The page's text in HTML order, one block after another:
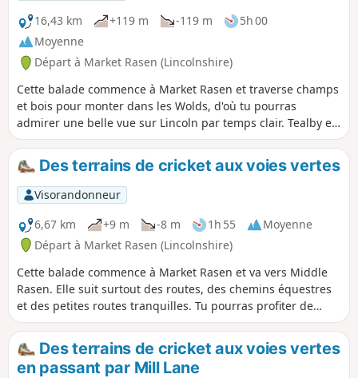
16,43 km
+119 m -119 m
5h 00
Moyenne
Départ à Market Rasen (Lincolnshire)
Cette balade commence à Market Rasen et traverse champs
et bois pour monter dans les Wolds, d'où tu pourras
admirer une belle vue sur Lincoln par temps clair. Tealby est
sans doute l'un des plus jolis villages des Wolds ; c'est un
bon endroit pour faire une pause ou se rafraîchir.
Des terrains de cricket aux voies vertes
Visorandonneur
6,67 km
+9 m -8 m 1h 55
Moyenne
Départ à Market Rasen (Lincolnshire)
Cette balade commence à Market Rasen et va vers Middle
Rasen. Elle suit surtout des routes, des chemins équestres
et des petites routes tranquilles. Tu pourras profiter de
superbes vues sur les Lincolnshire Wolds pendant cette
balade.Des terrains de cricket aux voies vertes
en passant par Mill Lane